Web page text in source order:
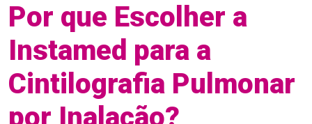
Por que Escolher a
Instamed para a
Cintilografia Pulmonar
por Inalação?